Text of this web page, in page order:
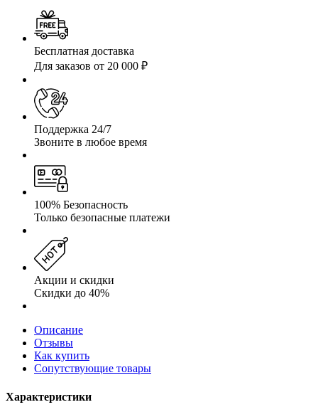
Бесплатная доставка
Для заказов от 20 000 ₽
Поддержка 24/7
Звоните в любое время
100% Безопасность
Только безопасные платежи
Акции и скидки
Скидки до 40%
Описание
Отзывы
Как купить
Сопутствующие товары
Характеристики